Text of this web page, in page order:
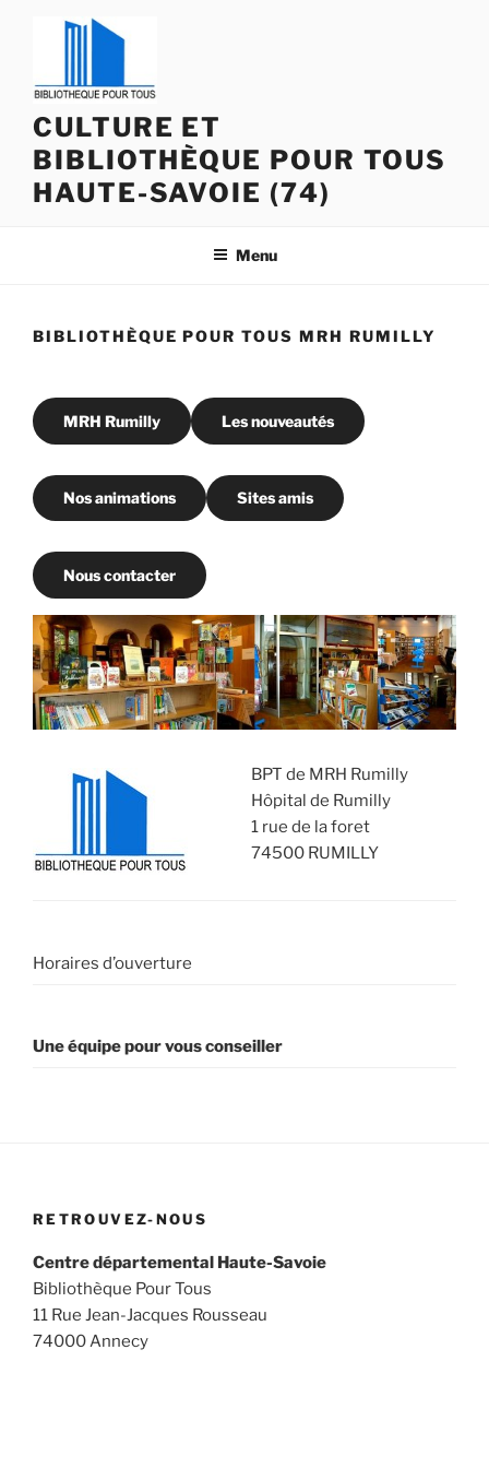
principal
CULTURE ET
BIBLIOTHÈQUE POUR TOUS
HAUTE-SAVOIE (74)
Menu
BIBLIOTHÈQUE POUR TOUS MRH RUMILLY
MRH Rumilly Les nouveautés
Nos animations Sites amis
Nous contacter
BPT de MRH Rumilly
Hôpital de Rumilly
1 rue de la foret
74500 RUMILLY
Horaires d’ouverture
Une équipe pour vous conseiller
RETROUVEZ-NOUS
Centre départemental Haute-Savoie
Bibliothèque Pour Tous
11 Rue Jean-Jacques Rousseau
74000 Annecy